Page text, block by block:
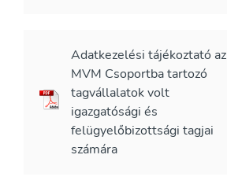
Adatkezelési tájékoztató az
MVM Csoportba tartozó
tagvállalatok volt
igazgatósági és
felügyelőbizottsági tagjai
számára